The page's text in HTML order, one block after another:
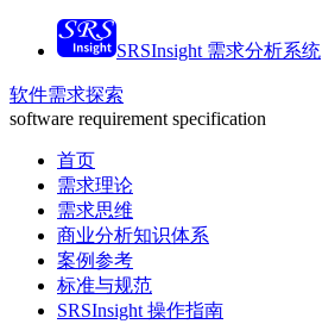
SRSInsight 需求分析系统
软件需求探索
software requirement specification
首页
需求理论
需求思维
商业分析知识体系
案例参考
标准与规范
SRSInsight 操作指南